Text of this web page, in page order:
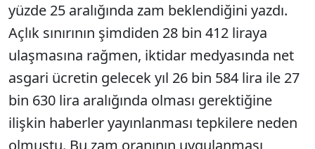
yüzde 25 aralığında zam beklendiğini yazdı.
Açlık sınırının şimdiden 28 bin 412 liraya
ulaşmasına rağmen, iktidar medyasında net
asgari ücretin gelecek yıl 26 bin 584 lira ile 27
bin 630 lira aralığında olması gerektiğine
ilişkin haberler yayınlanması tepkilere neden